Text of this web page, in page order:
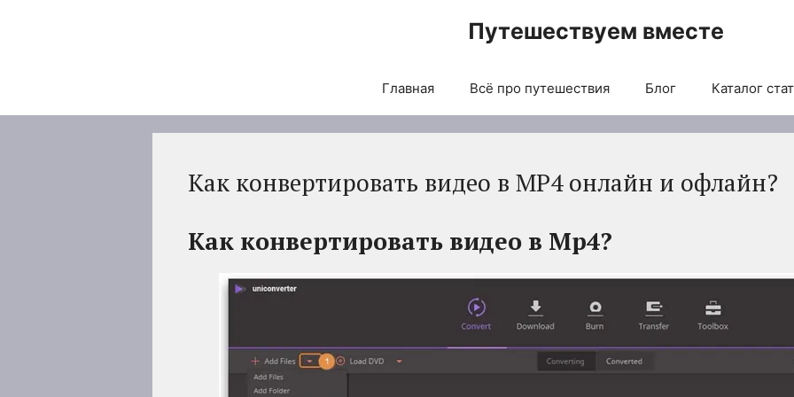
Путешествуем вместе
Главная Всё про путешествия Блог Каталог
Как конвертировать видео в MP4 онлайн и офлайн?
Как конвертировать видео в Mp4?